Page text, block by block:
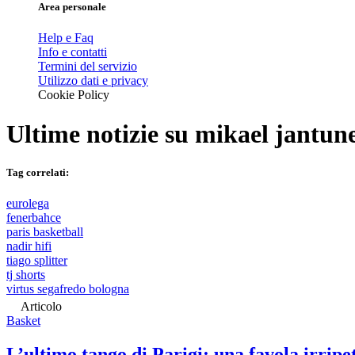
Area personale
Help e Faq
Info e contatti
Termini del servizio
Utilizzo dati e privacy
Cookie Policy
Ultime notizie su mikael
Tag correlati:
eurolega
fenerbahce
paris basketball
nadir hifi
tiago splitter
tj shorts
virtus segafredo bologna
Articolo
Basket